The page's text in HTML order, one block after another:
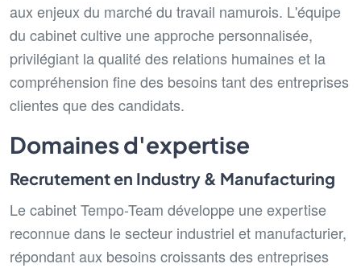
aux enjeux du marché du travail namurois. L'équipe
du cabinet cultive une approche personnalisée,
privilégiant la qualité des relations humaines et la
compréhension fine des besoins tant des entreprises
clientes que des candidats.
Domaines d'expertise
Recrutement en Industry & Manufacturing
Le cabinet Tempo-Team développe une expertise
reconnue dans le secteur industriel et manufacturier,
répondant aux besoins croissants des entreprises